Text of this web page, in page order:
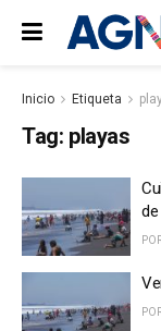
Inicio Etiqueta
Tag: playas